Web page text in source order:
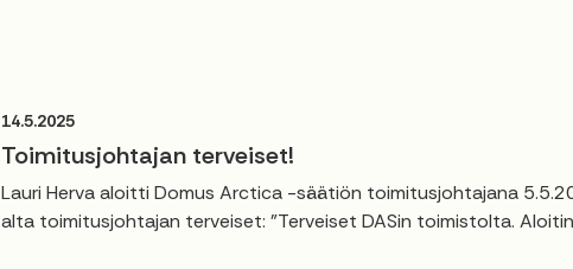
14.5.2025
Toimitusjohtajan terveiset!
Lauri Herva aloitti Domus Arctica -säätiön toimitusjohtajana
alta toimitusjohtajan terveiset: "Terveiset DASin toimistolta.